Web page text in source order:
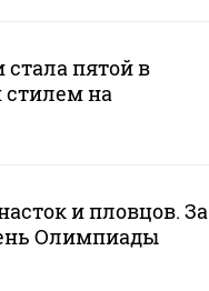
пятой в
стилем на
и пловцов. За
Олимпиады